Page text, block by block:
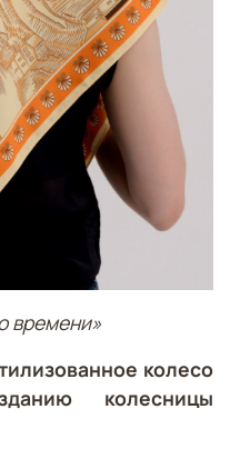
времени»
колесо
колесницы